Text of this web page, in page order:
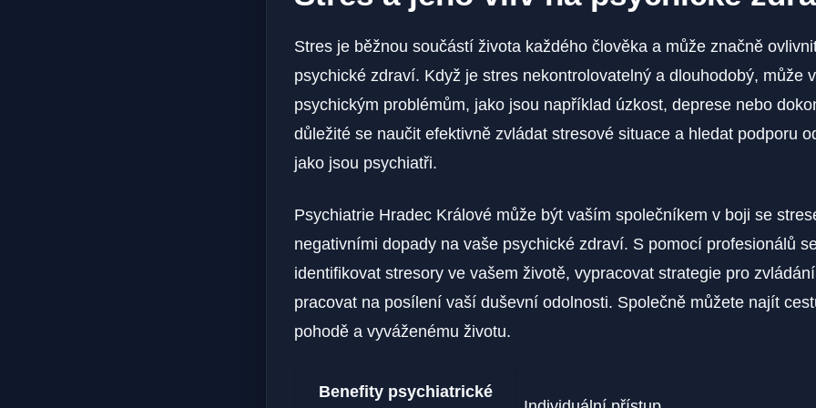
Stres je běžnou‌ součástí života každého člověka a může značně⁣
psychické zdraví. Když je stres nekontrolovatelný a ‍dlouhodobý, může
psychickým problémům, jako jsou například úzkost, deprese nebo
důležité ​se naučit efektivně zvládat stresové situace a ⁤hledat podporu
jako ⁤jsou ⁢psychiatři.
Psychiatrie Hradec Králové může být vaším ‍společníkem v boji se
negativními dopady na vaše psychické zdraví. S pomocí profesionálů
identifikovat stresory​ ve vašem ⁢životě, vypracovat strategie pro
pracovat na posílení vaší duševní odolnosti. Společně můžete najít
pohodě a vyváženému životu.
Benefity psychiatrické